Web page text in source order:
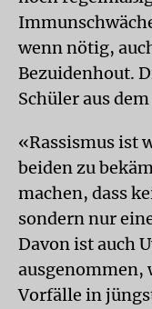
wenn nötig,
Bezuidenhout.
Schüler aus
«Rassismus ist
beiden zu
machen, dass
sondern nur
Davon ist auch
ausgenommen,
Vorfälle in